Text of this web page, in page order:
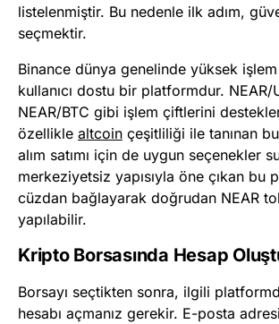
listelenmiştir. Bu nedenle ilk adım,
seçmektir.
Binance dünya genelinde yüksek
kullanıcı dostu bir platformdur. NEAR/
NEAR/BTC gibi işlem çiftlerini
özellikle altcoin çeşitliliği ile tanınan
alım satımı için de uygun seçenekler
merkeziyetsiz yapısıyla öne çıkan bu
cüzdan bağlayarak doğrudan NEAR
yapılabilir.
Kripto Borsasında Hesap
Borsayı seçtikten sonra, ilgili
hesabı açmanız gerekir. E-posta